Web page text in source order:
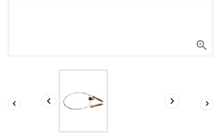

 
 